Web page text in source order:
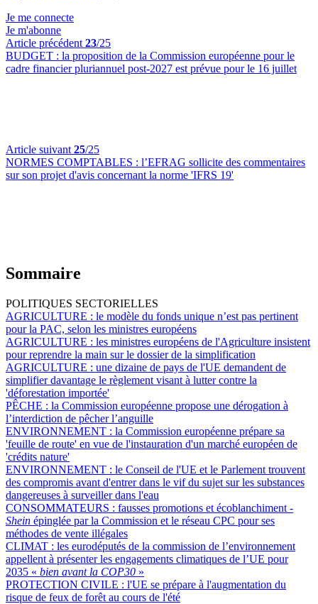
Je me connecte
Je m'abonne
Article précédent 23/25
BUDGET : la proposition de la Commission européenne pour le
cadre financier pluriannuel post-2027 est prévue pour le 16 juillet
Article suivant 25/25
NORMES COMPTABLES : l’EFRAG sollicite des commentaires
sur son projet d'avis concernant la norme 'IFRS 19'
Sommaire
POLITIQUES SECTORIELLES
AGRICULTURE : le modèle du fonds unique n’est pas pertinent
pour la PAC, selon les ministres européens
AGRICULTURE : les ministres européens de l'Agriculture insistent
pour reprendre la main sur le dossier de la simplification
AGRICULTURE : une dizaine de pays de l'UE demandent de
simplifier davantage le règlement visant à lutter contre la
'déforestation importée'
PÊCHE : la Commission européenne propose une dérogation à
l’interdiction de pêcher l’anguille
ENVIRONNEMENT : la Commission européenne prépare sa
'feuille de route' en vue de l'instauration d'un marché européen de
'crédits nature'
ENVIRONNEMENT : le Conseil de l'UE et le Parlement trouvent
des compromis avant d'entrer dans le vif du sujet sur les substances
dangereuses à surveiller dans l'eau
CONSOMMATEURS : fausses promotions et écoblanchiment -
Shein épinglée par la Commission et le réseau CPC pour ses
méthodes de vente illégales
CLIMAT : les eurodéputés de la commission de l’environnement
appellent à présenter les engagements climatiques de l’UE pour
2035 « bien avant la COP30 »
PROTECTION CIVILE : l'UE se prépare à l'augmentation du
risque de feux de forêt au cours de l'été